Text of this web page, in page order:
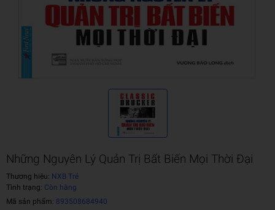
Những Nguyên Lý Quản Trị Bất Biến Mọi Thời Đại
Thương hiệu: NXB Trẻ
Tình trạng: Còn hàng
Mã sản phẩm: 893508684940